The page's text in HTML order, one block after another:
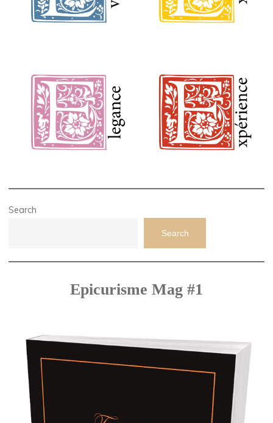
Search
Search
Epicurisme Mag #1